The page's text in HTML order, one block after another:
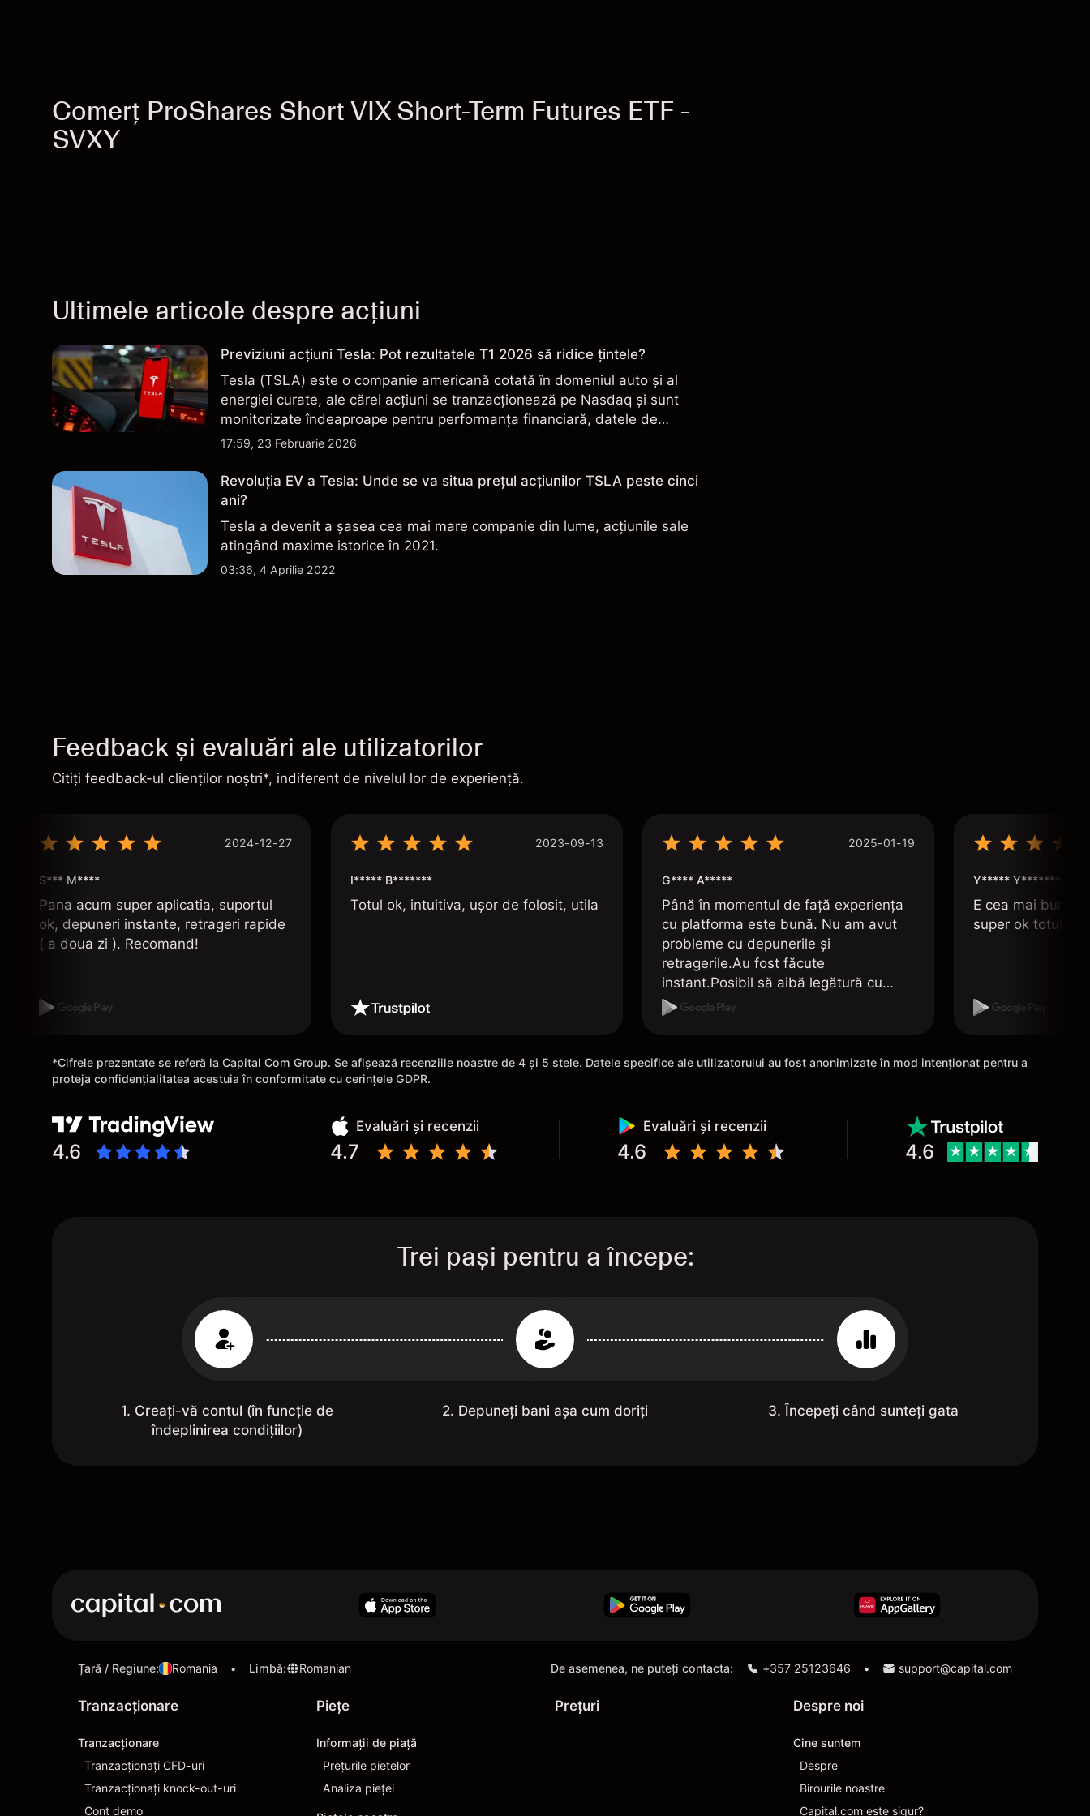
Comerț ProShares Short VIX Short-Term Futures ETF -
SVXY
Ultimele articole despre acțiuni
Previziuni acțiuni Tesla: Pot rezultatele T1 2026 să ridice țintele?
Tesla (TSLA) este o companie americană cotată în domeniul auto și al
energiei curate, ale cărei acțiuni se tranzacționează pe Nasdaq și sunt
monitorizate îndeaproape pentru performanța financiară, datele de
livrare și evoluțiile tehnologice și de producție.
17:59, 23 Februarie 2026
Revoluția EV a Tesla: Unde se va situa prețul acțiunilor TSLA peste cinci
ani?
Tesla a devenit a șasea cea mai mare companie din lume, acțiunile sale
atingând maxime istorice în 2021.
03:36, 4 Aprilie 2022
Feedback și evaluări ale utilizatorilor
Citiți feedback-ul clienților noștri*, indiferent de nivelul lor de experiență.
2024-12-27
S*** M****
Pana acum super aplicatia, suportul
ok, depuneri instante, retrageri rapide
( a doua zi ). Recomand!
2023-09-13
I***** B*******
Totul ok, intuitiva, ușor de folosit, utila
2025-01-19
G**** A*****
Până în momentul de față experiența
cu platforma este bună. Nu am avut
probleme cu depunerile și
retragerile.Au fost făcute
instant.Posibil să aibă legătură cu
folosirea unui cont de Revolut.
Y***** Y*********
E cea mai bună
super ok totul e
*Cifrele prezentate se referă la Capital Com Group. Se afișează recenziile noastre de 4 și 5 stele. Datele specifice ale utilizatorului au fost anonimizate în mod intenționat pentru a
proteja confidențialitatea acestuia în conformitate cu cerințele GDPR.
4.6
Evaluări și recenzii
4.7
Evaluări și recenzii
4.6 4.6
Trei pași pentru a începe:
1. Creați-vă contul (în funcție de
îndeplinirea condițiilor)
2. Depuneți bani așa cum doriți 3. Începeți când sunteți gata
Țară / Regiune: Romania • Limbă: Romanian De asemenea, ne puteți contacta: +357 25123646 • support@capital.com
Tranzacționare
Tranzacționare
Tranzacționați CFD-uri
Tranzacționați knock-out-uri
Cont demo
Pieţe
Informaţii de piaţă
Prețurile piețelor
Analiza pieței
Prețuri Despre noi
Cine suntem
Despre
Birourile noastre
Capital.com este sigur?